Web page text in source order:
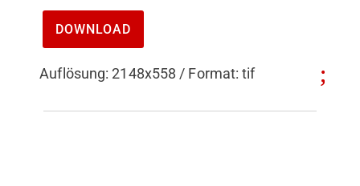
DOWNLOAD
Auflösung: 2148x558 / Format: tif